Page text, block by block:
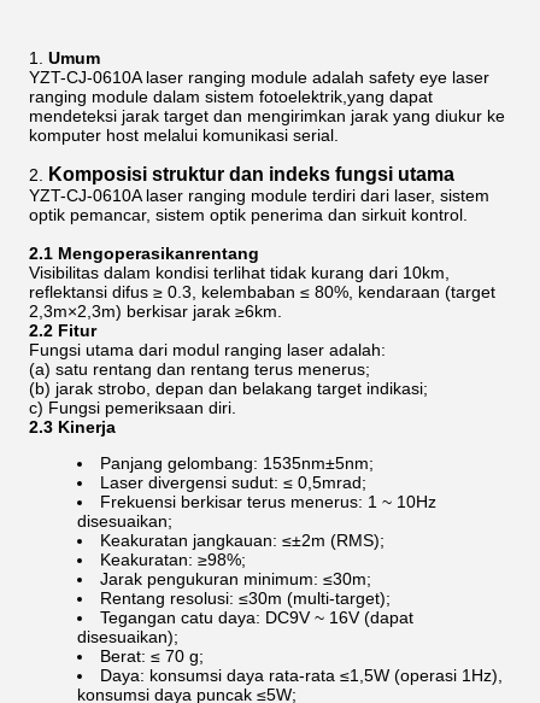
Umum
YZT-CJ-0610A laser ranging module adalah safety eye laser
ranging module dalam sistem fotoelektrik,yang dapat
mendeteksi jarak target dan mengirimkan jarak yang diukur ke
komputer host melalui komunikasi serial.
Komposisi struktur dan indeks fungsi utama
YZT-CJ-0610A laser ranging module terdiri dari laser, sistem
optik pemancar, sistem optik penerima dan sirkuit kontrol.
2.1 Mengoperasikanrentang
Visibilitas dalam kondisi terlihat tidak kurang dari 10km,
reflektansi difus ≥ 0.3, kelembaban ≤ 80%, kendaraan (target
2,3m×2,3m) berkisar jarak ≥6km.
2.2 Fitur
Fungsi utama dari modul ranging laser adalah:
(a) satu rentang dan rentang terus menerus;
(b) jarak strobo, depan dan belakang target indikasi;
c) Fungsi pemeriksaan diri.
2.3 Kinerja
Panjang gelombang: 1535nm±5nm;
Laser divergensi sudut: ≤ 0,5mrad;
Frekuensi berkisar terus menerus: 1 ~ 10Hz
disesuaikan;
Keakuratan jangkauan: ≤±2m (RMS);
Keakuratan: ≥98%;
Jarak pengukuran minimum: ≤30m;
Rentang resolusi: ≤30m (multi-target);
Tegangan catu daya: DC9V ~ 16V (dapat
disesuaikan);
Berat: ≤ 70 g;
Daya: konsumsi daya rata-rata ≤1,5W (operasi 1Hz),
konsumsi daya puncak ≤5W;